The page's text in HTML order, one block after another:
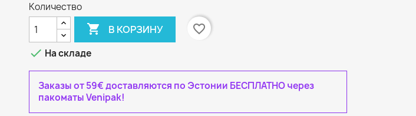
Количество
 В КОРЗИНУ
favorite_border
 На складе
Заказы от 59€ доставляются по Эстонии БЕСПЛАТНО через
пакоматы Venipak!